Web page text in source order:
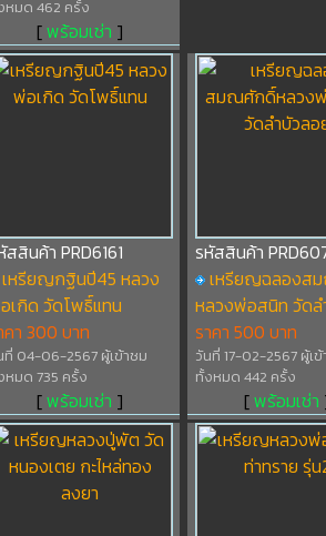
หมด 462 ครั้ง
[พร้อมเช่า ]
สสินค้า PRD6161
เหรียญกฐินปี45 หลวง
เกิด วัดโพธิ์แทน
คา 300 บาท
ที่ 04-06-2567 ผู้เข้าชม
หมด 735 ครั้ง
[พร้อมเช่า ]
รหัสสินค้า
เหรียญฉลองส
หลวงพ่อสนิท วัดล
ราคา 500 บาท
วันที่ 17-02-2567 ผู้เ
ทั้งหมด 442 ครั้ง
[พร้อมเช่า